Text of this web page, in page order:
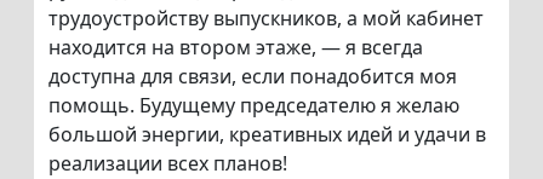
трудоустройству выпускников, а мой кабинет
находится на втором этаже, — я всегда
доступна для связи, если понадобится моя
помощь. Будущему председателю я желаю
большой энергии, креативных идей и удачи в
реализации всех планов!